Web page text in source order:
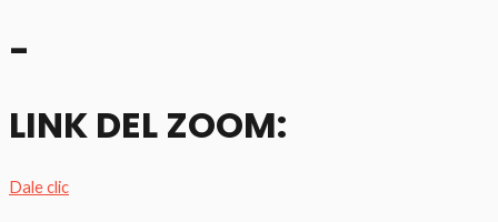
-
LINK DEL ZOOM:
Dale clic